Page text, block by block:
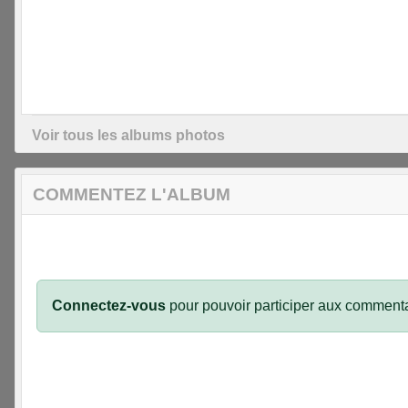
Voir tous les albums photos
COMMENTEZ L'ALBUM
Connectez-vous pour pouvoir participer aux